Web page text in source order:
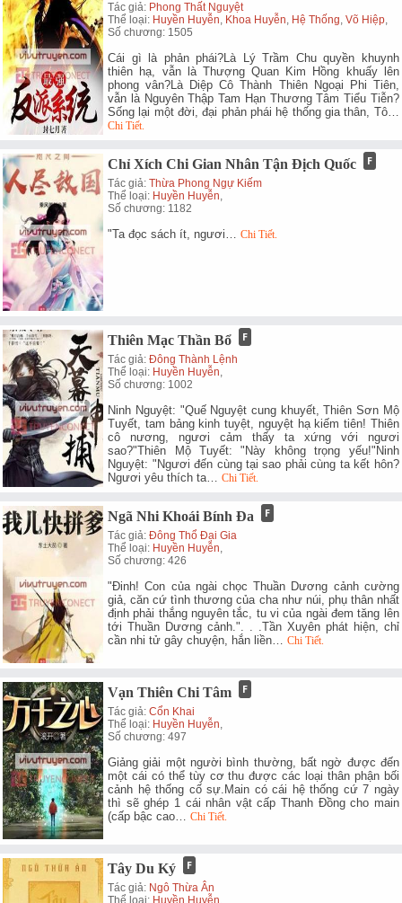
Tác giả: Phong Thất Nguyệt
Thể loại: Huyền Huyễn, Khoa Huyễn, Hệ Thống,Võ Hiệp,
Số chương: 1505
Cái gì là phản phái?Là Lý Trầm Chu quyền khuynh
thiên hạ, vẫn là Thượng Quan Kim Hồng khuấy lên
phong vân?Là Diệp Cô Thành Thiên Ngoại Phi Tiên,
vẫn là Nguyên Thập Tam Hạn Thương Tâm Tiểu Tiễn?
Sống lại một đời, đại phản phái hệ thống gia thân, Tô…
Chi Tiết.
Chỉ Xích Chi Gian Nhân Tận Địch Quốc
Tác giả:Thừa Phong Ngự Kiếm
Thể loại: Huyền Huyễn,
Số chương: 1182
"Ta đọc sách ít, ngươi…Chi Tiết.
Thiên Mạc Thần Bổ
Tác giả:Đông Thành Lệnh
Thể loại: Huyền Huyễn,
Số chương: 1002
Ninh Nguyệt: "Quế Nguyệt cung khuyết, Thiên Sơn Mộ
Tuyết, tam bảng kinh tuyệt, nguyệt hạ kiếm tiên! Thiên
cô nương, ngươi cảm thấy ta xứng với ngươi
sao?"Thiên Mộ Tuyết: "Này không trọng yếu!"Ninh
Nguyệt: "Ngươi đến cùng tại sao phải cùng ta kết hôn?
Ngươi yêu thích ta…Chi Tiết.
Ngã Nhi Khoái Bính Đa
Tác giả:Đông Thổ Đại Gia
Thể loại: Huyền Huyễn,
Số chương: 426
"Đinh! Con của ngài chọc Thuần Dương cảnh cường
giả, căn cứ tình thương của cha như núi, phụ thân nhất
định phải thắng nguyên tắc, tu vi của ngài đem tăng lên
tới Thuần Dương cảnh.". . .Tần Xuyên phát hiện, chỉ
cần nhi tử gây chuyện, hắn liền…Chi Tiết.
Vạn Thiên Chi Tâm
Tác giả:Cổn Khai
Thể loại: Huyền Huyễn,
Số chương: 497
Giảng giải một người bình thường, bất ngờ được đến
một cái có thể tùy cơ thu được các loại thân phận bối
cảnh hệ thống cố sự.Main có cái hệ thống cứ 7 ngày
thì sẽ ghép 1 cái nhân vật cấp Thanh Đồng cho main
(cấp bậc cao…Chi Tiết.
Tây Du Ký
Tác giả: Ngô Thừa Ân
Thể loại: Huyền Huyễn,